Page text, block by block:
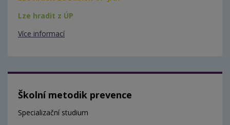
Lze hradit z ÚP
Více informací
Školní metodik prevence
Specializační studium